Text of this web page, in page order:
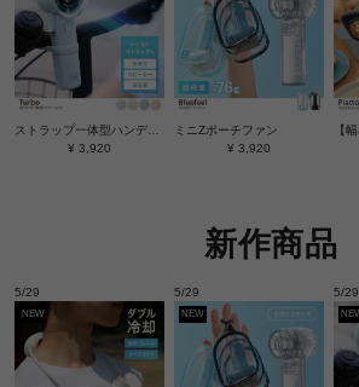
¥ 3,920
ミニZポーチファン
¥ 3,920
新作商品
5/29 5/29 5/29